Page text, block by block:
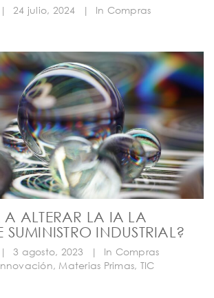
| 24 julio, 2024 | In Compras
ALTERAR LA IA LA
INDUSTRIAL?
| 3 agosto, 2023 | In Compras
, Materias Primas, TIC